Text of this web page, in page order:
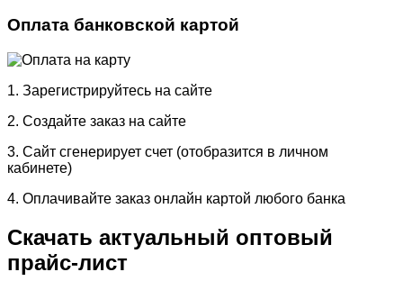
Оплата банковской картой
1. Зарегистрируйтесь на сайте
2. Создайте заказ на сайте
3. Сайт сгенерирует счет (отобразится в личном
кабинете)
4. Оплачивайте заказ онлайн картой любого банка
Скачать актуальный оптовый
прайс-лист